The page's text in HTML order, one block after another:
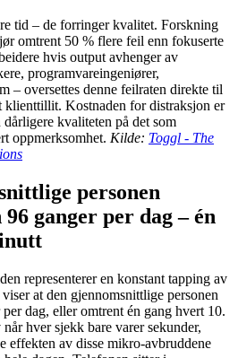
tid – de forringer kvalitet. Forskning
omtrent 50 % flere feil enn fokuserte
hvis output avhenger av
programvareingeniører,
– oversettes denne feilraten direkte til
klienttillit. Kostnaden for distraksjon er
kvaliteten på det som
oppmerksomhet. Kilde: Toggl - The
personen
ganger per dag – én
representerer en konstant tapping av
at den gjennomsnittlige personen
dag, eller omtrent én gang hvert 10.
hver sjekk bare varer sekunder,
effekten av disse mikro-avbruddene